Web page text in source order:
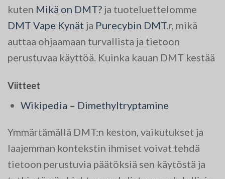
kuten Mikä on DMT? ja tuoteluettelomme
DMT Vape Kynät ja Purecybin DMT.r, mikä
auttaa ohjaamaan turvallista ja tietoon
perustuvaa käyttöä. Kuinka kauan DMT kestää
Viitteet
Wikipedia – Dimethyltryptamine
Ymmärtämällä DMT:n keston, vaikutukset ja
laajemman kontekstin ihmiset voivat tehdä
tietoon perustuvia päätöksiä sen käytöstä ja